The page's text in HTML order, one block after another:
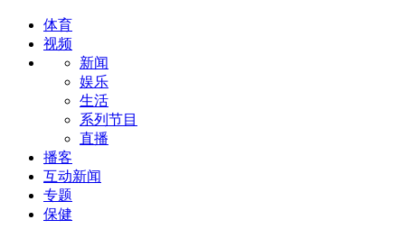
体育
视频
新闻
娱乐
生活
系列节目
直播
播客
互动新闻
专题
保健